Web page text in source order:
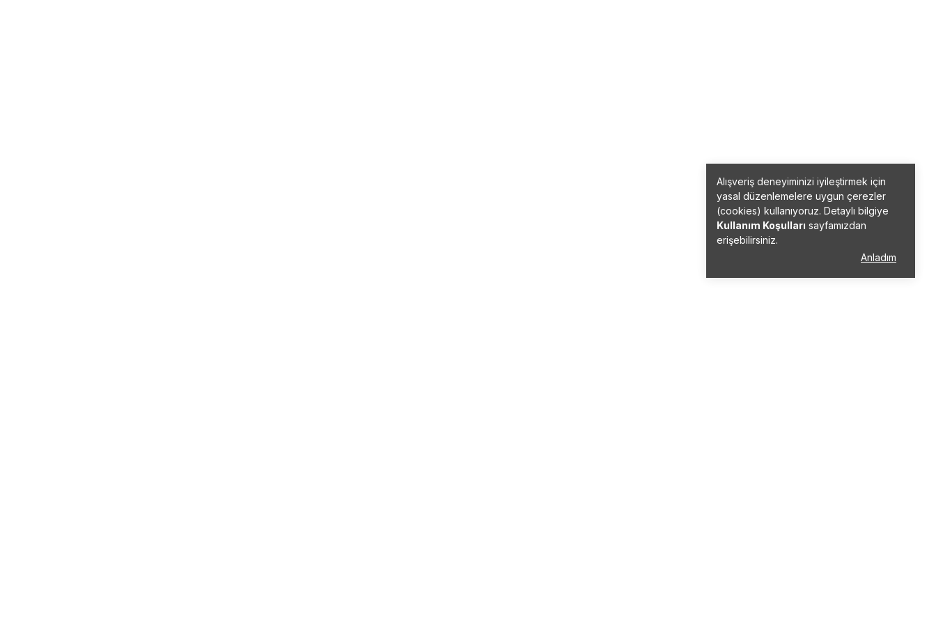
Alışveriş deneyiminizi iyileştirmek için
yasal düzenlemelere uygun çerezler
(cookies) kullanıyoruz. Detaylı bilgiye
Kullanım Koşulları sayfamızdan
erişebilirsiniz.
Anladım